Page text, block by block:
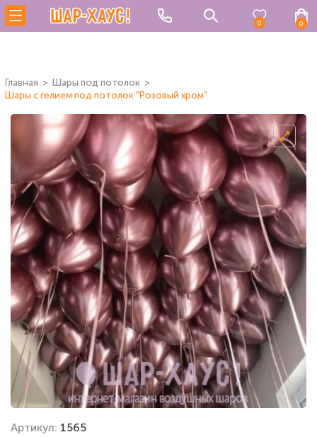
0 0
Главная
Шары под потолок
Шары с гелием под потолок "Розовый хром"
Артикул: 1565